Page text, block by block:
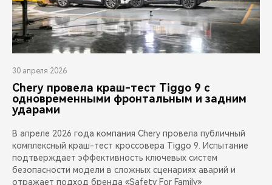
30 апреля 2026
Chery провела краш-тест Tiggo 9 с
одновременными фронтальным и задним
ударами
В апреле 2026 года компания Chery провела публичный
комплексный краш-тест кроссовера Tiggo 9. Испытание
подтверждает эффективность ключевых систем
безопасности модели в сложных сценариях аварий и
отражает подход бренда «Safety For Family»